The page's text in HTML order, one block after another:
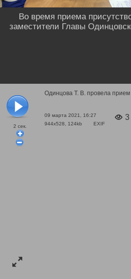
2 сек.
Одинцова Т. В. провела
09 марта 2021, 16:27
944x528, 124kb
EXIF
3
Во время приема
заместители Главы